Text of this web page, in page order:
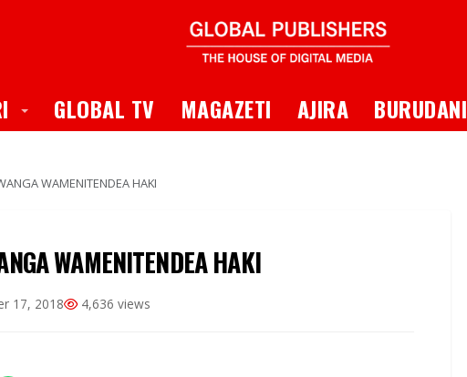
Toggle Dropdown
GLOBAL TV MAGAZETI AJIRA BURUDANI
WAMENITENDEA HAKI
WAMENITENDEA HAKI
17, 2018 4,636 views